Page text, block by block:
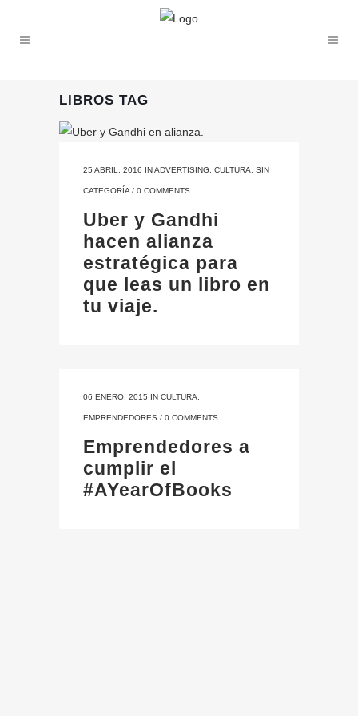
LIBROS TAG
25 ABRIL, 2016 INADVERTISING CULTURA SIN
CATEGORÍA / 0 COMMENTS
Uber y Gandhi
hacen alianza
estratégica para
que leas un libro en
tu viaje.
06 ENERO, 2015 IN CULTURA
EMPRENDEDORES / 0 COMMENTS
Emprendedores a
cumplir el
#AYearOfBooks